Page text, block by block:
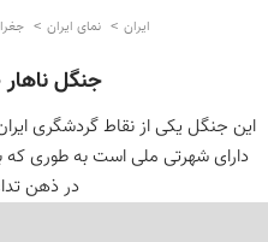
ایران نمای ایران
جنگل
این جنگل یکی از نقاط گردشگری
دارای شهرتی ملی است به طوری که
در ذهن